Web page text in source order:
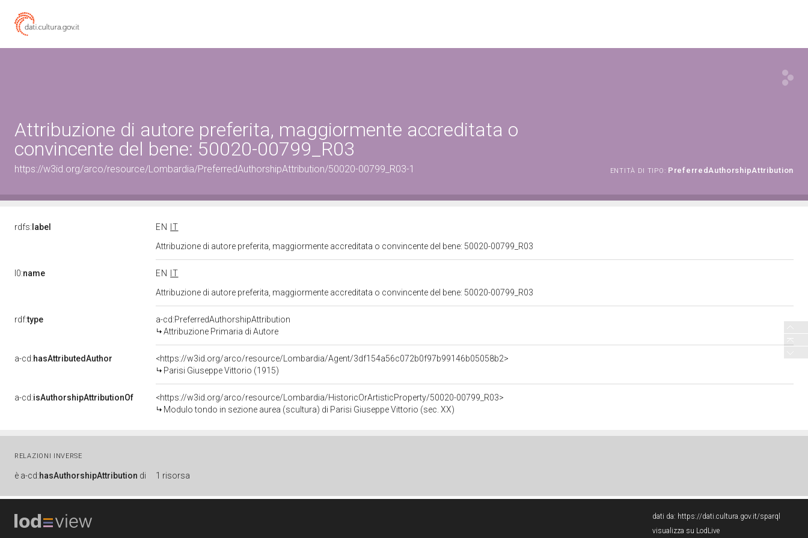
Attribuzione di autore preferita, maggiormente accreditata o
convincente del bene: 50020-00799_R03
https://w3id.org/arco/resource/Lombardia/PreferredAuthorshipAttribution/50020-00799_R03-1 ENTITÀ DI TIPO: PreferredAuthorshipAttribution
rdfs: label EN
IT
Attribuzione di autore preferita, maggiormente accreditata o convincente del bene: 50020-00799_R03
l0:name EN
IT
Attribuzione di autore preferita, maggiormente accreditata o convincente del bene: 50020-00799_R03
rdf:type
a-cd:PreferredAuthorshipAttribution
Attribuzione Primaria di Autore
a-cd:hasAttributedAuthor
<https://w3id.org/arco/resource/Lombardia/Agent/3df154a56c072b0f97b99146b05058b2>
Parisi Giuseppe Vittorio (1915)
a-cd:isAuthorshipAttributionOf
<https://w3id.org/arco/resource/Lombardia/HistoricOrArtisticProperty/50020-00799_R03>
Modulo tondo in sezione aurea (scultura) di Parisi Giuseppe Vittorio (sec. XX)
RELAZIONI INVERSE
è a-cd:hasAuthorshipAttribution di 1 risorsa
dati da: https://dati.cultura.gov.it/sparql
visualizza su LodLive